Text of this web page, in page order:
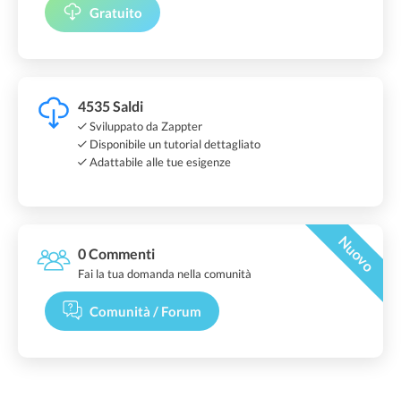
Gratuito
4535 Saldi
Sviluppato da Zappter
Disponibile un tutorial dettagliato
Adattabile alle tue esigenze
0 Commenti Nuovo
Fai la tua domanda nella comunità
Comunità / Forum